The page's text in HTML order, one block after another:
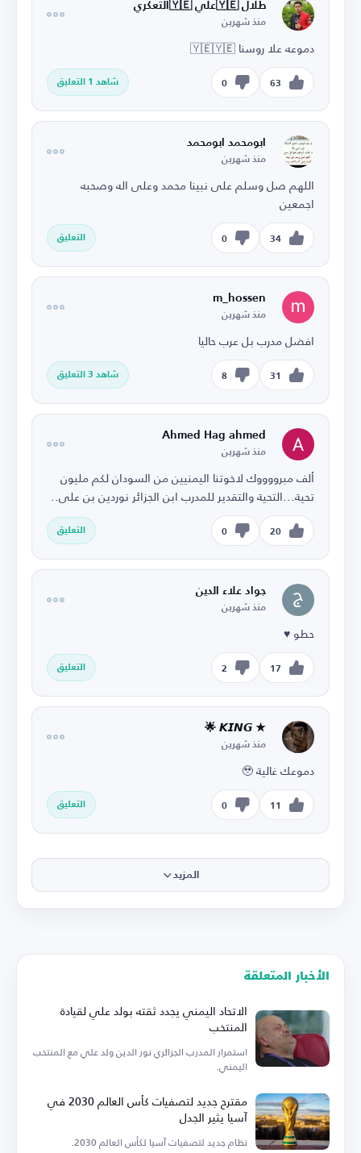
طلال 🇾🇪علي 🇾🇪التعكري
منذ شهرين
دموعه علا روسنا 🇾🇪🇾🇪
63
0 شاهد 1 التعليق
ابومحمد ابومحمد
منذ شهرين
اللهم صل وسلم على نبينا محمد وعلى اله وصحبه
اجمعين
34
0 التعليق
m_hossen
منذ شهرين
افضل مدرب بل عرب حاليا
31
8 شاهد 3 التعليق
Ahmed Hag ahmed
منذ شهرين
ألف مبرووووك لاخوتنا اليمنيين من السودان لكم مليون
تحية...التحية والتقدير للمدرب ابن الجزائر نوردين بن على..
20
0 التعليق
جواد علاء الدين
منذ شهرين
حطو ♥️
17
2 التعليق
★​ 𝙆𝙄𝙉𝙂 🌟
منذ شهرين
دموعك غالية 🥹
11
0 التعليق
المزيد
الأخبار المتعلقة
الاتحاد اليمني يجدد ثقته بولد علي لقيادة
المنتخب
استمرار المدرب الجزائري نور الدين ولد علي مع المنتخب
اليمني.
مقترح جديد لتصفيات كأس العالم 2030 في
آسيا يثير الجدل
نظام جديد لتصفيات آسيا لكأس العالم 2030.